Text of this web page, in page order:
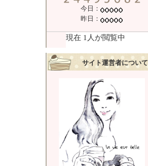
今日：
昨日：
サイト運営者について